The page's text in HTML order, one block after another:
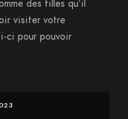
des filles qu’il
visiter votre
ci pour pouvoir